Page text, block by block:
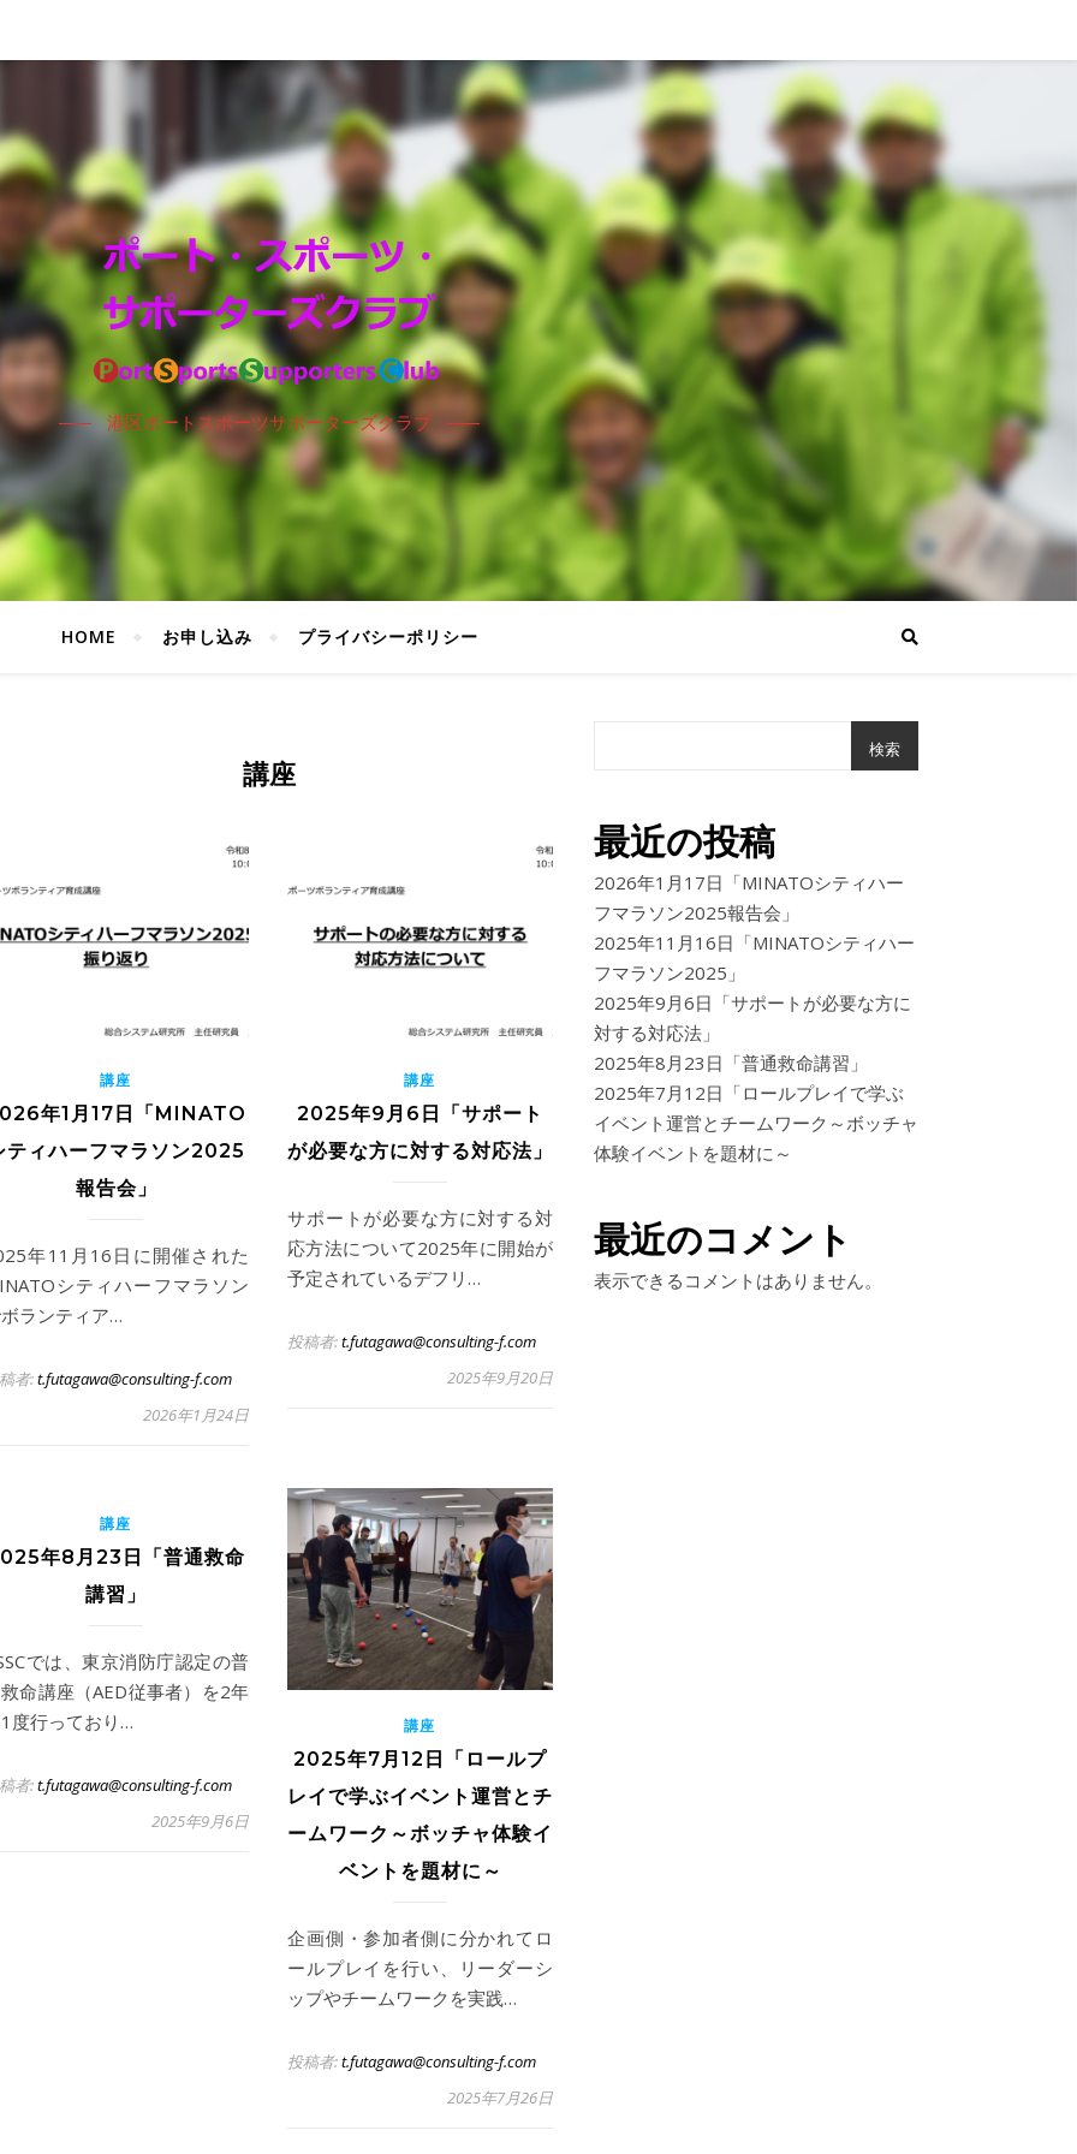
港区ポートスポーツサポーターズクラブ
HOME お申し込み プライバシーポリシー
講座
講座
年1月17日「MINATO
ティハーフマラソン2025
報告会」
年11月16日に開催された
シティハーフマラソン
ランティア…
者:t.futagawa@consulting-f.com
2026年1月24日
講座
2025年9月6日「サポート
が必要な方に対する対応法」
サポートが必要な方に対する対
応方法について2025年に開始が
予定されているデフリ…
投稿者:t.futagawa@consulting-f.com
2025年9月20日
講座
年8月23日「普通救命
講習」
では、東京消防庁認定の普
命講座（AED従事者）を2年
度行っており…
者:t.futagawa@consulting-f.com
2025年9月6日
講座
2025年7月12日「ロールプ
レイで学ぶイベント運営とチ
ームワーク～ボッチャ体験イ
ベントを題材に～
企画側・参加者側に分かれてロ
ールプレイを行い、リーダーシ
ップやチームワークを実践…
投稿者:t.futagawa@consulting-f.com
2025年7月26日
検索
最近の投稿
2026年1月17日「MINATOシティハー
フマラソン2025報告会」
2025年11月16日「MINATOシティハー
フマラソン2025」
2025年9月6日「サポートが必要な方に
対する対応法」
2025年8月23日「普通救命講習」
2025年7月12日「ロールプレイで学ぶ
イベント運営とチームワーク～ボッチャ
体験イベントを題材に～
最近のコメント
表示できるコメントはありません。